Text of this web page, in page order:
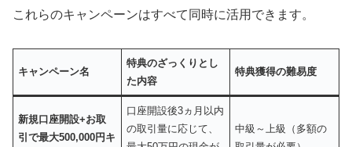
これらのキャンペーンはすべて同時に活用できます。
キャンペーン名
特典のざっくりとし
た内容
特典獲得の難易度
新規口座開設+お取
引で最大500,000円キ
口座開設後3ヵ月以内
の取引量に応じて、
中級～上級（多額の